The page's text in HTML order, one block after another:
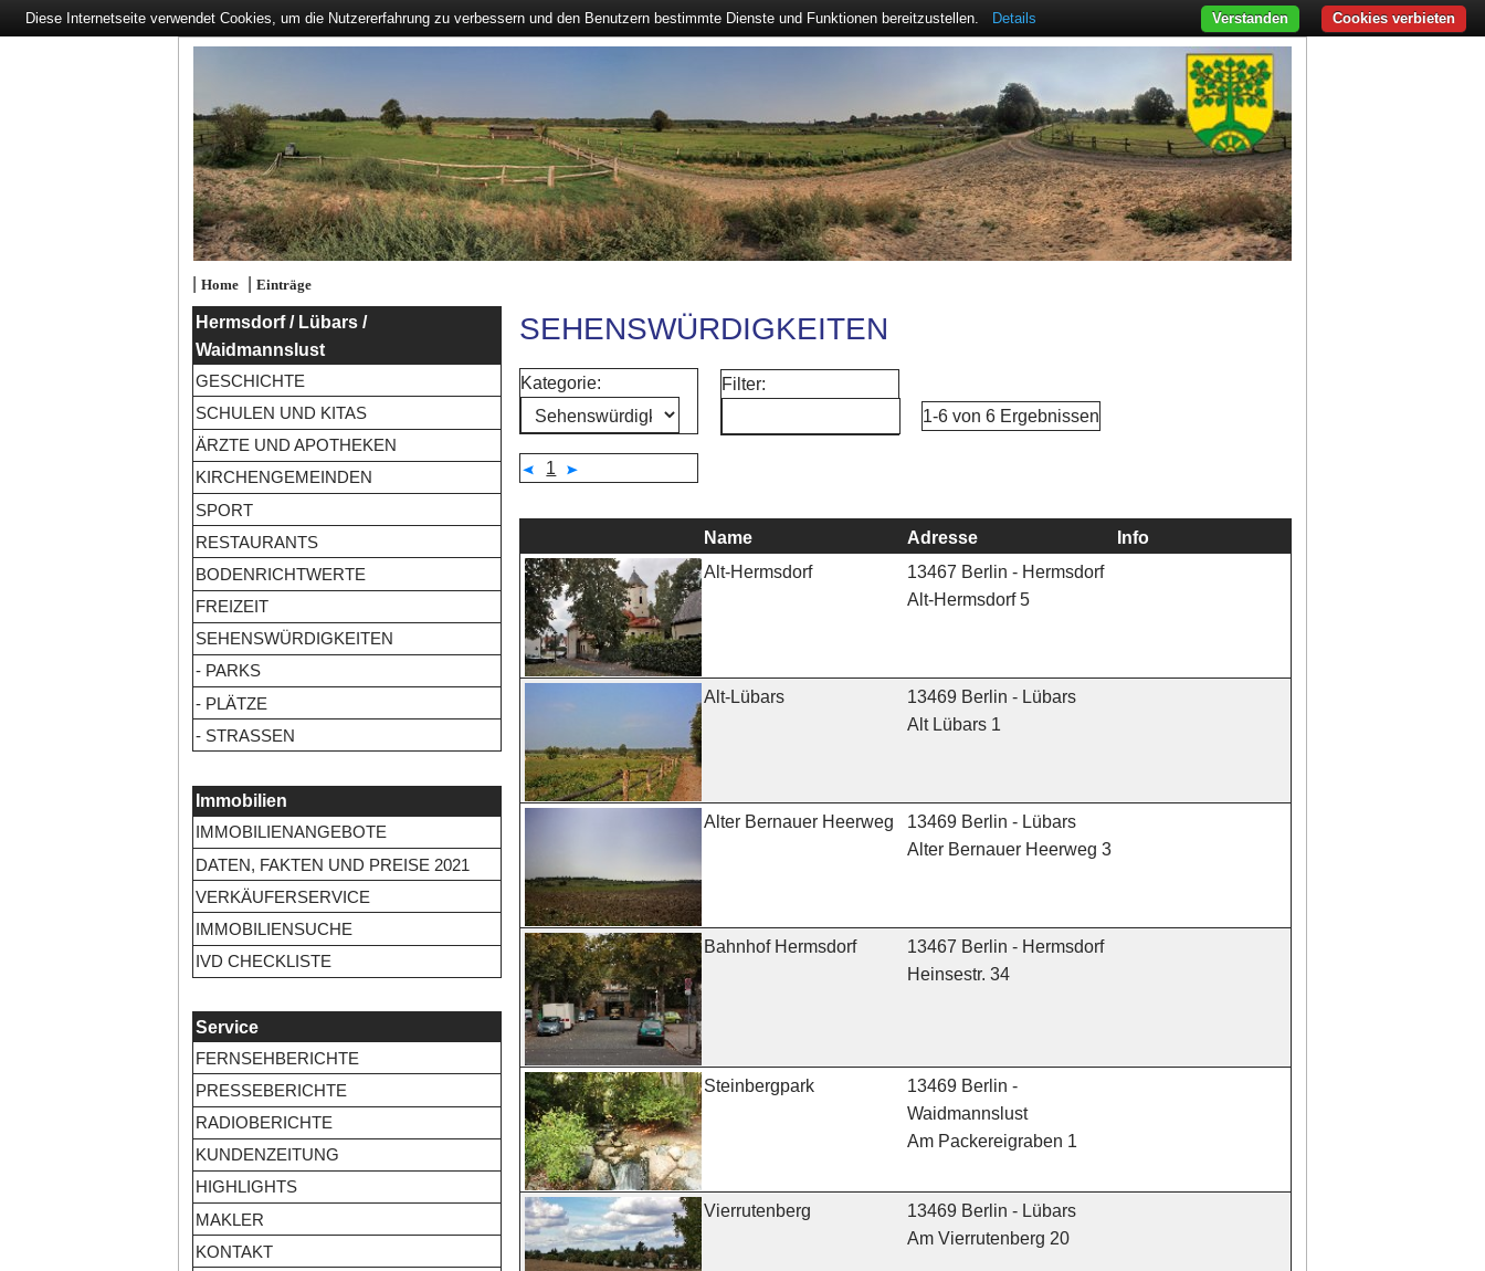
| Home| Einträge
Hermsdorf / Lübars /
Waidmannslust
GESCHICHTE
SCHULEN UND KITAS
ÄRZTE UND APOTHEKEN
KIRCHENGEMEINDEN
SPORT
RESTAURANTS
BODENRICHTWERTE
FREIZEIT
SEHENSWÜRDIGKEITEN
- PARKS
- PLÄTZE
- STRASSEN
Immobilien
IMMOBILIENANGEBOTE
DATEN, FAKTEN UND PREISE 2021
VERKÄUFERSERVICE
IMMOBILIENSUCHE
IVD CHECKLISTE
Service
FERNSEHBERICHTE
PRESSEBERICHTE
RADIOBERICHTE
KUNDENZEITUNG
HIGHLIGHTS
MAKLER
KONTAKT
SEHENSWÜRDIGKEITEN
Kategorie:
Filter:
1-6 von 6 Ergebnissen
1
Name Adresse Info
Alt-Hermsdorf
13467 Berlin - Hermsdorf
Alt-Hermsdorf 5
Alt-Lübars
13469 Berlin - Lübars
Alt Lübars 1
Alter Bernauer Heerweg
13469 Berlin - Lübars
Alter Bernauer Heerweg 3
Bahnhof Hermsdorf
13467 Berlin - Hermsdorf
Heinsestr. 34
Steinbergpark
13469 Berlin -
Waidmannslust
Am Packereigraben 1
Vierrutenberg
13469 Berlin - Lübars
Am Vierrutenberg 20
Diese Internetseite verwendet Cookies, um die Nutzererfahrung zu verbessern und den Benutzern bestimmte Dienste und Funktionen bereitzustellen. Details Cookies verbieten
Verstanden